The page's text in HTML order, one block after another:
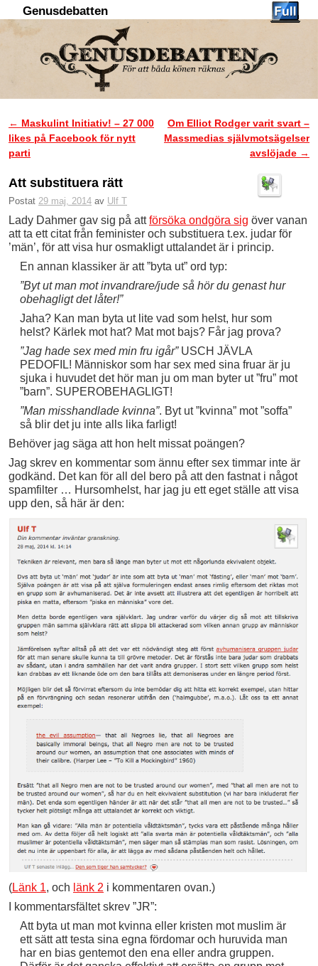
Genusdebatten
Inläggsnavigering
← Maskulint Initiativ! – 27 000
likes på Facebook för nytt
parti
Om Elliot Rodger varit svart –
Massmedias självmotsägelser
avslöjade →
Att substituera rätt
Postat 29 maj, 2014 av Ulf T
Lady Dahmer gav sig på attförsöka ondgöra sig över vanan
att ta ett citat från feminister och substituera t.ex. judar för
’män’, för att visa hur osmakligt uttalandet är i princip.
En annan klassiker är att ”byta ut” ord typ:
”Byt ut man mot invandrare/jude så hör du genast hur
obehagligt det låter!”
Jaha? Kan man byta ut lite vad som helst, hur som
helst? Kärlek mot hat? Mat mot bajs? Får jag prova?
”Jag hade sex med min fru igår”USCH JÄVLA
PEDOFIL! Människor som har sex med sina fruar är ju
sjuka i huvudet det hör man ju om man byter ut ”fru” mot
”barn”. SUPEROBEHAGLIGT!
”Man misshandlade kvinna”. Byt ut ”kvinna” mot ”soffa”
så blir det ju inte alls lika farligt!
Behöver jag säga att hon helt missat poängen?
Jag skrev en kommentar som ännu efter sex timmar inte är
godkänd. Det kan för all del bero på att den fastnat i något
spamfilter … Hursomhelst, har jag ju ett eget ställe att visa
upp den, så här är den:
(Länk 1, och länk 2 i kommentaren ovan.)
I kommentarsfältet skrev ”JR”:
Att byta ut man mot kvinna eller kristen mot muslim är
ett sätt att testa sina egna fördomar och huruvida man
har en bias gentemot den ena eller andra gruppen.